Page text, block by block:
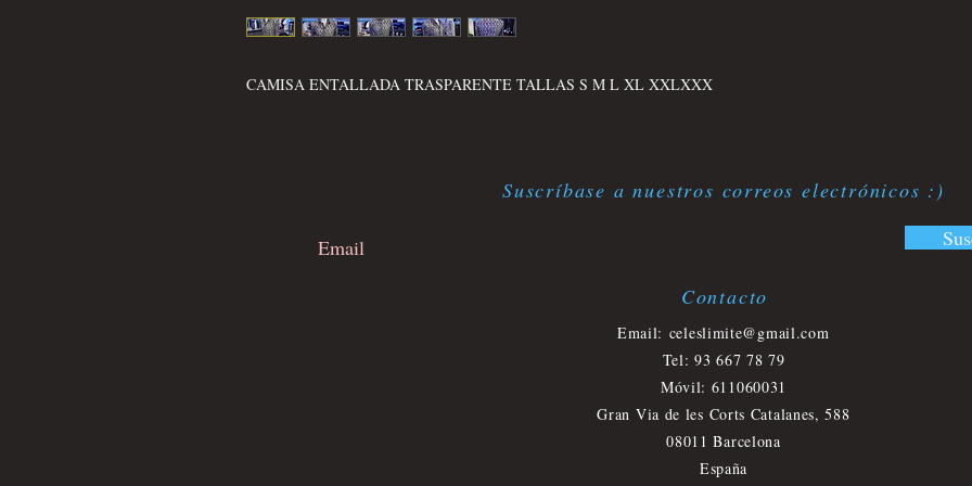
CAMISA ENTALLADA TRASPARENTE TALLAS S M L XL XXLXXX
Suscríbase a nuestros correos electrónicos :)
Contacto
Email: celeslimite@gmail.com
Tel: 93 667 78 79
Móvil: 611060031
Gran Via de les Corts Catalanes, 588
08011 Barcelona
España